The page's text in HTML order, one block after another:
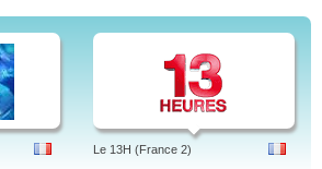
Le 13H (France 2)